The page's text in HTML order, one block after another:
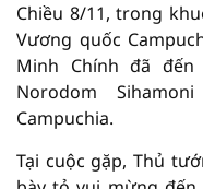
Chiều 8/11, trong
Vương quốc
Minh Chính đã đến
Norodom
Campuchia.
Tại cuộc gặp, Thủ